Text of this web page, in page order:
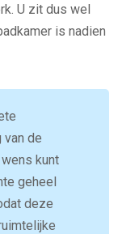
U zit dus wel
is nadien
van de
kunt
geheel
deze